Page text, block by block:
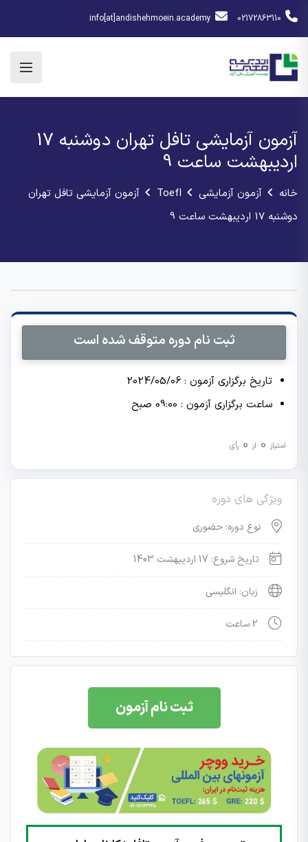
02172863110
info[at]andishehmoein.academy
آزمون آزمایشی تافل تهران دوشنبه 17
اردیبهشت ساعت 9
خانه آزمون آزمایشی Toefl
آزمون آزمایشی تافل تهران
دوشنبه 17 اردیبهشت ساعت 9
ثبت نام دوره متوقف شده است
تاریخ برگزاری آزمون : 2024/05/06
ساعت برگزاری آزمون : 09:00 صبح
امتیاز 0 از 0 رأی
ویژگی های دوره
نوع دوره: حضوری
تاریخ شروع: 17 اردیبهشت 1403
زبان: انگلیسی
2 ساعت
ثبت نام آزمون